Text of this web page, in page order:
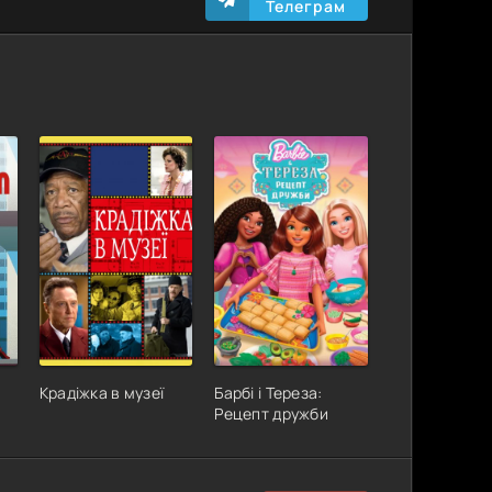
Телеграм
Крадіжка в музеї
Барбі і Тереза:
Рецепт дружби